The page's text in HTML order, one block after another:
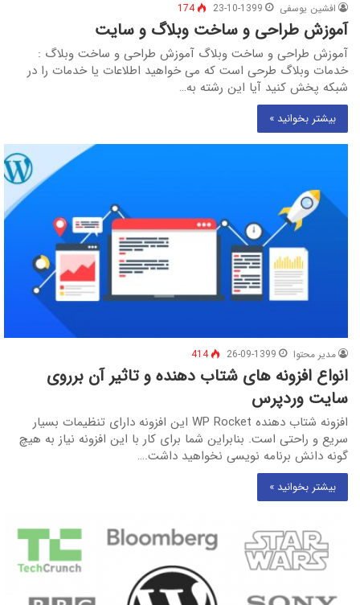
افشین یوسفی 23-10-1399
174
آموزش طراحی و ساخت وبلاگ و سایت
آموزش طراحی و ساخت وبلاگ آموزش طراحی و ساخت وبلاگ :
خدمات وبلاگ طرحی است که می خواهید اطلاعات یا خدمات را در
شبکه پخش کنید آیا این رشته به…
بیشتر بخوانید »
مدیر محتوا 26-09-1399
414
انواع افزونه های شتاب دهنده و تاثیر آن برروی
سایت وردپرس
افزونه شتاب دهنده WP Rocket این افزونه دارای تنظیمات بسیار
سریع و راحتی است. بنابراین شما برای کار با این افزونه نیاز به هیچ
گونه دانش برنامه نویسی نخواهید داشت.…
بیشتر بخوانید »